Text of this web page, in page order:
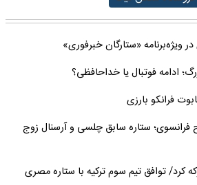
ویژه‌برنامه «ستارگان خبرفوری»
ادامه فوتبال یا خداحافظی؟
فرانکو بارزی
فرانسوی؛ ستاره سابق چلسی و آرسنال زوج
کرد/ توافق تیم سوم ترکیه با ستاره مصری